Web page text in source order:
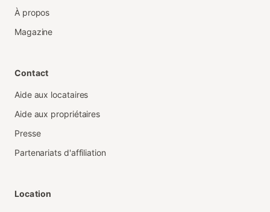
À propos
Magazine
Contact
Aide aux locataires
Aide aux propriétaires
Presse
Partenariats d'affiliation
Location